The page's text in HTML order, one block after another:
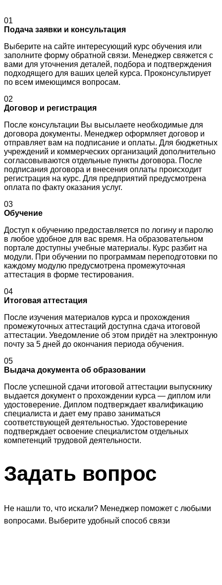
01
Подача заявки и консультация
Выберите на сайте интересующий курс обучения или
заполните форму обратной связи. Менеджер свяжется с
вами для уточнения деталей, подбора и подтверждения
подходящего для ваших целей курса. Проконсультирует
по всем имеющимся вопросам.
02
Договор и регистрация
После консультации Вы высылаете необходимые для
договора документы. Менеджер оформляет договор и
отправляет вам на подписание и оплаты. Для бюджетных
учреждений и коммерческих организаций дополнительно
согласовываются отдельные пункты договора. После
подписания договора и внесения оплаты происходит
регистрация на курс. Для предприятий предусмотрена
оплата по факту оказания услуг.
03
Обучение
Доступ к обучению предоставляется по логину и паролю
в любое удобное для вас время. На образовательном
портале доступны учебные материалы. Курс разбит на
модули. При обучении по программам переподготовки по
каждому модулю предусмотрена промежуточная
аттестация в форме тестирования.
04
Итоговая аттестация
После изучения материалов курса и прохождения
промежуточных аттестаций доступна сдача итоговой
аттестации. Уведомление об этом придёт на электронную
почту за 5 дней до окончания периода обучения.
05
Выдача документа об образовании
После успешной сдачи итоговой аттестации выпускнику
выдается документ о прохождении курса — диплом или
удостоверение. Диплом подтверждает квалификацию
специалиста и дает ему право заниматься
соответствующей деятельностью. Удостоверение
подтверждает освоение специалистом отдельных
компетенций трудовой деятельности.
Задать вопрос
Не нашли то, что искали? Менеджер поможет с любыми
вопросами. Выберите удобный способ связи